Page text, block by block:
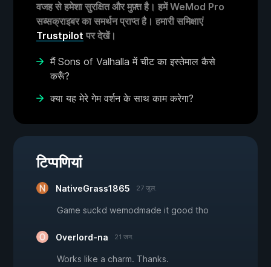
वजह से हमेशा सुरक्षित और मुफ़्त है। हमें WeMod Pro
सब्सक्राइबर का समर्थन प्राप्त है। हमारी समिक्षाएं
Trustpilot पर देखें।
मैं Sons of Valhalla में चीट का इस्तेमाल कैसे
करूँ?
क्या यह मेरे गेम वर्शन के साथ काम करेगा?
टिप्पणियां
NativeGrass1865 27 जुल.
Game suckd wemodmade it good tho
Overlord-na 21 जन.
Works like a charm. Thanks.